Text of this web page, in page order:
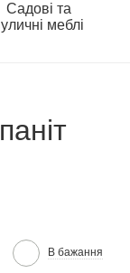
Садові та
меблі
В бажання